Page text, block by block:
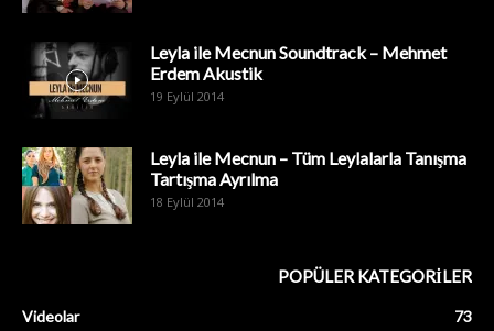
Leyla ile Mecnun Soundtrack – Mehmet
Erdem Akustik
19 Eylül 2014
Leyla ile Mecnun – Tüm Leylalarla Tanışma
Tartışma Ayrılma
18 Eylül 2014
POPÜLER KATEGORİLER
Videolar
73